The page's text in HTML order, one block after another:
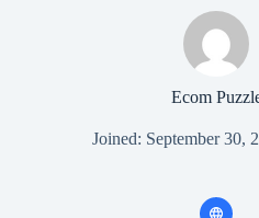
Ecom
Joined: September 30,